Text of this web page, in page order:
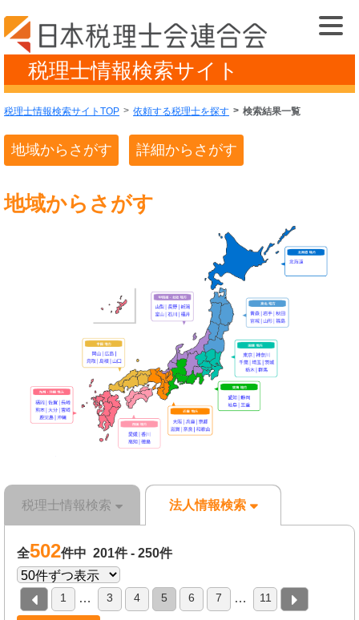
税理士情報検索サイト
税理士情報検索サイトTOP 依頼する税理士を探す 検索結果一覧
地域からさがす 詳細からさがす
地域からさがす
税理士情報検索 法人情報検索
全502件中 201件 - 250件
1 … 3 4 5 6 7 … 11